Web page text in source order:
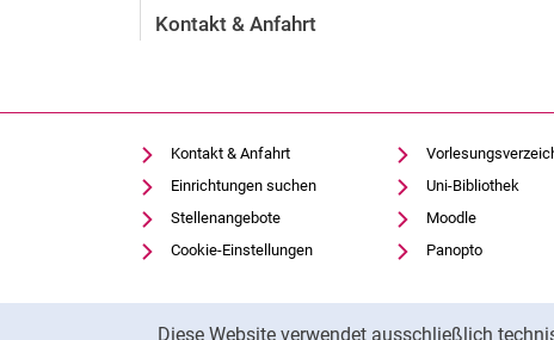
Diese Website verwendet ausschließlich
Kontakt & Anfahrt
Kontakt & Anfahrt
Einrichtungen suchen
Stellenangebote
Cookie-Einstellungen
Uni-Bibliothek
Moodle
Panopto